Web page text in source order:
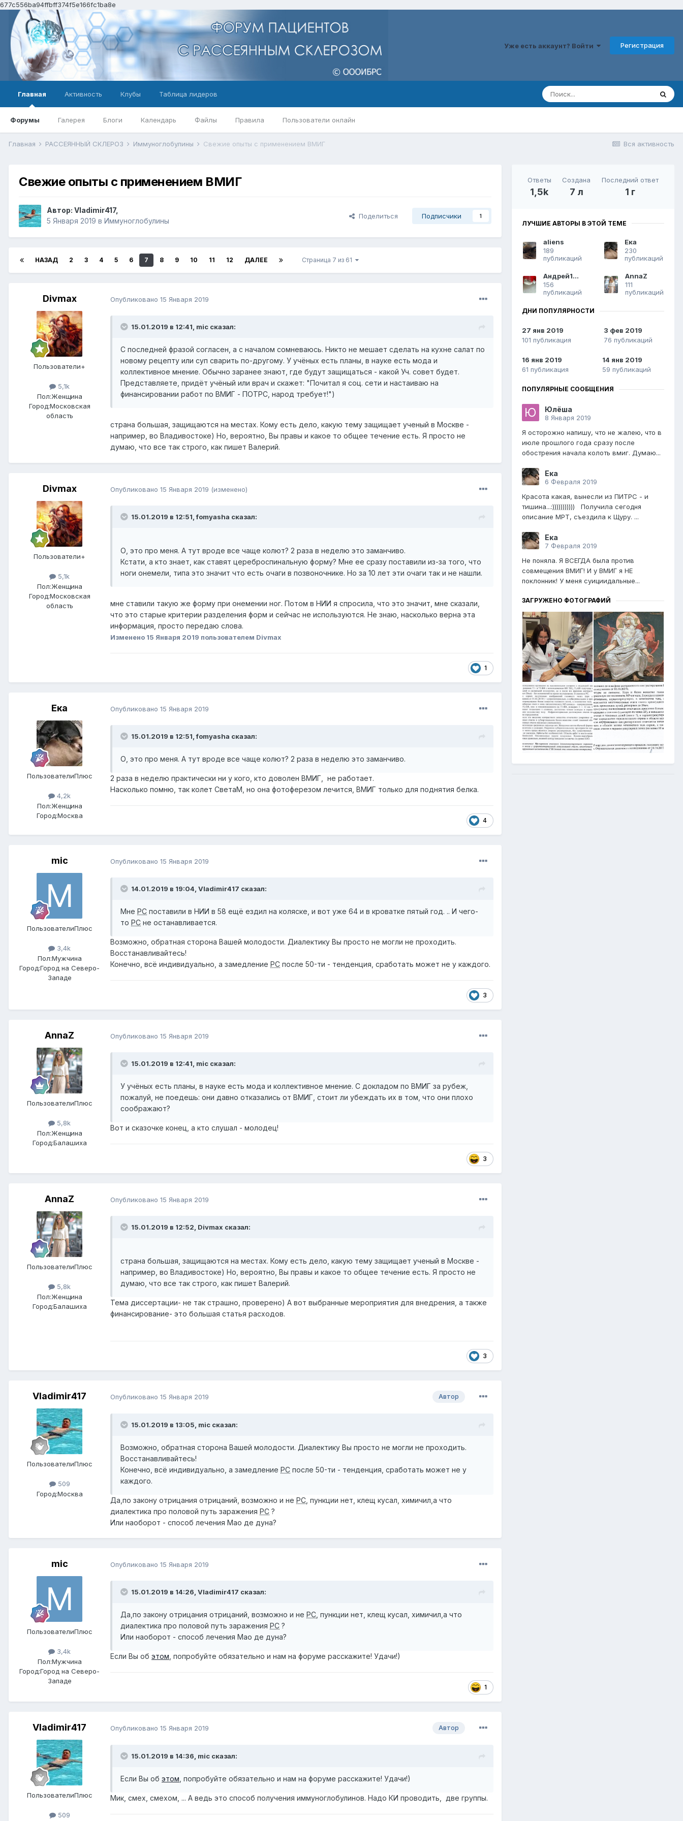
677c556ba94ffbff374f5e166fc1ba8e
Уже есть аккаунт? Войти Регистрация
Главная
Форумы Галерея Блоги Календарь Файлы Правила Пользователи онлайн
Активность Клубы Таблица лидеров
Вся активность
Главная РАССЕЯННЫЙ СКЛЕРОЗ Иммуноглобулины Свежие опыты с применением ВМИГ
Свежие опыты с применением ВМИГ
Автор: Vladimir417,
5 Января 2019 в Иммуноглобулины
Поделиться Подписчики 1
НАЗАД 2 3 4 5 6 7 8 9 10 11 12 ДАЛЕЕ Страница 7 из 61
Divmax
Пользователи+
5,1k
Пол:Женщина
Город:Московская
область
Опубликовано 15 Января 2019
15.01.2019 в 12:41, mic сказал:
С последней фразой согласен, а с началом сомневаюсь. Никто не мешает сделать на кухне салат по
новому рецепту или суп сварить по-другому. У учёных есть планы, в науке есть мода и
коллективное мнение. Обычно заранее знают, где будут защищаться - какой Уч. совет будет.
Представляете, придёт учёный или врач и скажет: "Почитал я соц. сети и настаиваю на
финансировании работ по ВМИГ - ПОТРС, народ требует!")
страна большая, защищаются на местах. Кому есть дело, какую тему защищает ученый в Москве -
например, во Владивостоке) Но, вероятно, Вы правы и какое то общее течение есть. Я просто не
думаю, что все так строго, как пишет Валерий.
Divmax
Пользователи+
5,1k
Пол:Женщина
Город:Московская
область
Опубликовано 15 Января 2019 (изменено)
15.01.2019 в 12:51,fomyasha сказал:
О, это про меня. А тут вроде все чаще колют? 2 раза в неделю это заманчиво.
Кстати, а кто знает, как ставят цереброспинальную форму? Мне ее сразу поставили из-за того, что
ноги онемели, типа это значит что есть очаги в позвоночнике. Но за 10 лет эти очаги так и не нашли.
мне ставили такую же форму при онемении ног. Потом в НИИ я спросила, что это значит, мне сказали,
что это старые критерии разделения форм и сейчас не используются. Не знаю, насколько верна эта
информация, просто передаю слова.
Изменено 15 Января 2019 пользователем Divmax
1
Ека
ПользователиПлюс
4,2k
Пол:Женщина
Город:Москва
Опубликовано 15 Января 2019
15.01.2019 в 12:51,fomyasha сказал:
О, это про меня. А тут вроде все чаще колют? 2 раза в неделю это заманчиво.
2 раза в неделю практически ни у кого, кто доволен ВМИГ, не работает.
Насколько помню, так колет СветаМ, но она фотоферезом лечится, ВМИГ только для поднятия белка.
4
mic
ПользователиПлюс
3,4k
Пол:Мужчина
Город:Город на Северо-
Западе
Опубликовано 15 Января 2019
14.01.2019 в 19:04, Vladimir417 сказал:
Мне РС поставили в НИИ в 58 ещё ездил на коляске, и вот уже 64 и в кроватке пятый год. .. И чего-
то РС не останавливается.
Возможно, обратная сторона Вашей молодости. Диалектику Вы просто не могли не проходить.
Восстанавливайтесь!
Конечно, всё индивидуально, а замедление РС после 50-ти - тенденция, сработать может не у каждого.
3
AnnaZ
ПользователиПлюс
5,8k
Пол:Женщина
Город:Балашиха
Опубликовано 15 Января 2019
15.01.2019 в 12:41, mic сказал:
У учёных есть планы, в науке есть мода и коллективное мнение. С докладом по ВМИГ за рубеж,
пожалуй, не поедешь: они давно отказались от ВМИГ, стоит ли убеждать их в том, что они плохо
соображают?
Вот и сказочке конец, а кто слушал - молодец!
3
AnnaZ
ПользователиПлюс
5,8k
Пол:Женщина
Город:Балашиха
Опубликовано 15 Января 2019
15.01.2019 в 12:52, Divmax сказал:
страна большая, защищаются на местах. Кому есть дело, какую тему защищает ученый в Москве -
например, во Владивостоке) Но, вероятно, Вы правы и какое то общее течение есть. Я просто не
думаю, что все так строго, как пишет Валерий.
Тема диссертации- не так страшно, проверено) А вот выбранные мероприятия для внедрения, а также
финансирование- это большая статья расходов.
3
Vladimir417
ПользователиПлюс
509
Город:Москва
Автор
Опубликовано 15 Января 2019
15.01.2019 в 13:05, mic сказал:
Возможно, обратная сторона Вашей молодости. Диалектику Вы просто не могли не проходить.
Восстанавливайтесь!
Конечно, всё индивидуально, а замедление РС после 50-ти - тенденция, сработать может не у
каждого.
Да,по закону отрицания отрицаний, возможно и не РС , пункции нет, клещ кусал, химичил,а что
диалектика про половой путь заражения РС ?
Или наоборот - способ лечения Мао де дуна?
mic
ПользователиПлюс
3,4k
Пол:Мужчина
Город:Город на Северо-
Западе
Опубликовано 15 Января 2019
15.01.2019 в 14:26, Vladimir417 сказал:
Да,по закону отрицания отрицаний, возможно и не РС , пункции нет, клещ кусал, химичил,а что
диалектика про половой путь заражения РС ?
Или наоборот - способ лечения Мао де дуна?
Если Вы об этом , попробуйте обязательно и нам на форуме расскажите! Удачи!)
1
Vladimir417
ПользователиПлюс
509
Автор
Опубликовано 15 Января 2019
15.01.2019 в 14:36, mic сказал:
Если Вы об этом , попробуйте обязательно и нам на форуме расскажите! Удачи!)
Мик, смех, смехом, ... А ведь это способ получения иммуноглобулинов. Надо КИ проводить, две группы.
Ответы
1,5k
Создана
7 л
Последний ответ
1 г
ЛУЧШИЕ АВТОРЫ В ЭТОЙ ТЕМЕ
aliens
189
публикаций
Ека
230
публикаций
Андрей1959
156
публикаций
AnnaZ
111
публикаций
ДНИ ПОПУЛЯРНОСТИ
27 янв 2019
101 публикация
3 фев 2019
76 публикаций
16 янв 2019
61 публикация
14 янв 2019
59 публикаций
ПОПУЛЯРНЫЕ СООБЩЕНИЯ
Юлёша
8 Января 2019
Я осторожно напишу, что не жалею, что в
июле прошлого года сразу после
обострения начала колоть вмиг. Думаю...
Ека
6 Февраля 2019
Красота какая, вынесли из ПИТРС - и
тишина...:))))))))))) Получила сегодня
описание МРТ, съездила к Щуру. ...
Ека
7 Февраля 2019
Не поняла. Я ВСЕГДА была против
совмещения ВМИГ! И у ВМИГ я НЕ
поклонник! У меня суициидальные...
ЗАГРУЖЕНО ФОТОГРАФИЙ